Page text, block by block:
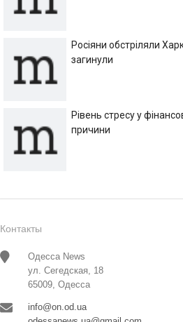
Росіяни обстріляли
загинули
Рівень стресу у
причини
Контакты
Одесса News
ул. Сегедская, 18
65009, Одесса
info@on.od.ua